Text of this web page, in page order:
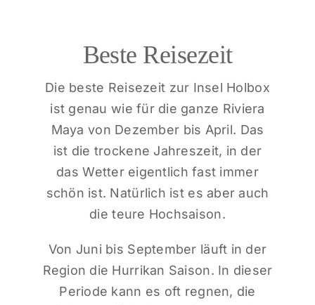
Beste Reisezeit
Die beste Reisezeit zur Insel Holbox
ist genau wie für die ganze Riviera
Maya von Dezember bis April. Das
ist die trockene Jahreszeit, in der
das Wetter eigentlich fast immer
schön ist. Natürlich ist es aber auch
die teure Hochsaison.
Von Juni bis September läuft in der
Region die Hurrikan Saison. In dieser
Periode kann es oft regnen, die